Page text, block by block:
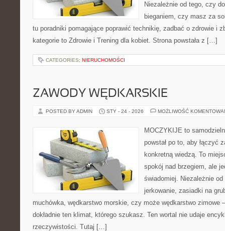
Niezależnie od tego, czy
bieganiem, czy masz za
tu poradniki pomagające poprawić technikię, zadbać o zdrowie i
kategorie to Zdrowie i Trening dla kobiet. Strona powstała z […]
CATEGORIES: NIERUCHOMOŚCI
ZAWODY WĘDKARSKIE
POSTED BY ADMIN STY - 24 - 2026 MOŻLIWOŚĆ
MOCZYKIJE to
powstał po to, aby łączyć
konkretną wiedzą. To
spokój nad brzegiem, ale
świadomiej. Niezależnie
jerkowanie, zasiadki na
muchówka, wędkarstwo morskie, czy może wędkarstwo zimowe
dokładnie ten klimat, którego szukasz. Ten wortal nie udaje
rzeczywistości. Tutaj […]